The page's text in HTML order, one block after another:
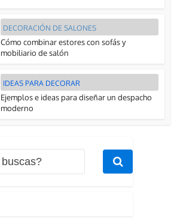
DECORACIÓN DE SALONES
Cómo combinar estores con sofás y
mobiliario de salón
IDEAS PARA DECORAR
Ejemplos e ideas para diseñar un despacho
moderno